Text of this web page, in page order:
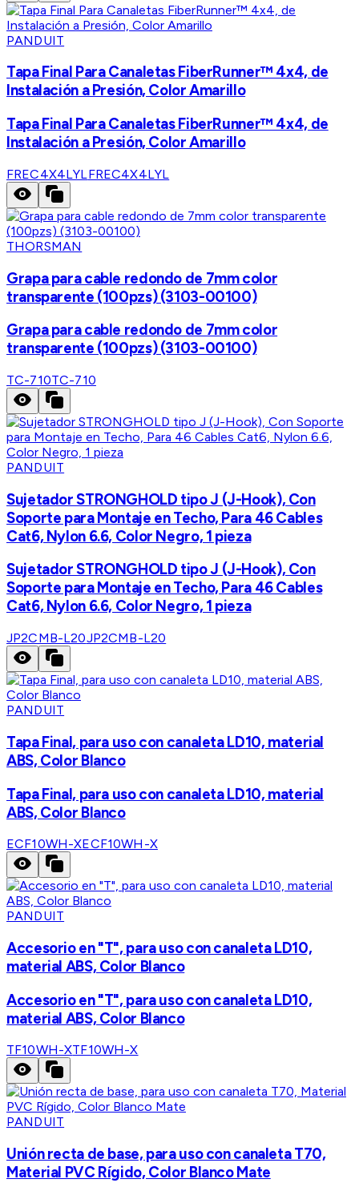
PANDUIT
Tapa Final Para Canaletas FiberRunner™ 4x4, de
Instalación a Presión, Color Amarillo
Tapa Final Para Canaletas FiberRunner™ 4x4, de
Instalación a Presión, Color Amarillo
FREC4X4LYLFREC4X4LYL
THORSMAN
Grapa para cable redondo de 7mm color
transparente (100pzs) (3103-00100)
Grapa para cable redondo de 7mm color
transparente (100pzs) (3103-00100)
TC-710TC-710
PANDUIT
Sujetador STRONGHOLD tipo J (J-Hook), Con
Soporte para Montaje en Techo, Para 46 Cables
Cat6, Nylon 6.6, Color Negro, 1 pieza
Sujetador STRONGHOLD tipo J (J-Hook), Con
Soporte para Montaje en Techo, Para 46 Cables
Cat6, Nylon 6.6, Color Negro, 1 pieza
JP2CMB-L20JP2CMB-L20
PANDUIT
Tapa Final, para uso con canaleta LD10, material
ABS, Color Blanco
Tapa Final, para uso con canaleta LD10, material
ABS, Color Blanco
ECF10WH-XECF10WH-X
PANDUIT
Accesorio en "T", para uso con canaleta LD10,
material ABS, Color Blanco
Accesorio en "T", para uso con canaleta LD10,
material ABS, Color Blanco
TF10WH-XTF10WH-X
PANDUIT
Unión recta de base, para uso con canaleta T70,
Material PVC Rígido, Color Blanco Mate